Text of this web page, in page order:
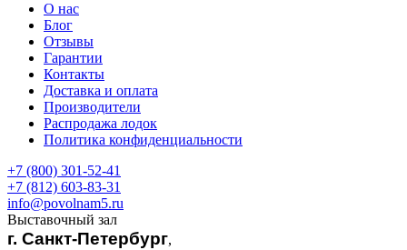
О нас
Блог
Отзывы
Гарантии
Контакты
Доставка и оплата
Производители
Распродажа лодок
Политика конфиденциальности
+7 (800) 301-52-41
+7 (812) 603-83-31
info@povolnam5.ru
Выставочный зал
г. Санкт-Петербург,